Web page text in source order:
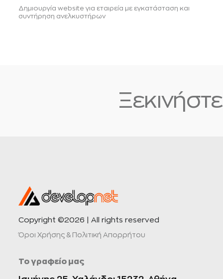
Δημιουργία website για εταιρεία με εγκατάσταση και
συντήρηση ανελκυστήρων
Ξεκινήστε
Copyright ©2026 | All rights reserved
Όροι Χρήσης & Πολιτική Απορρήτου
Το γραφείο μας